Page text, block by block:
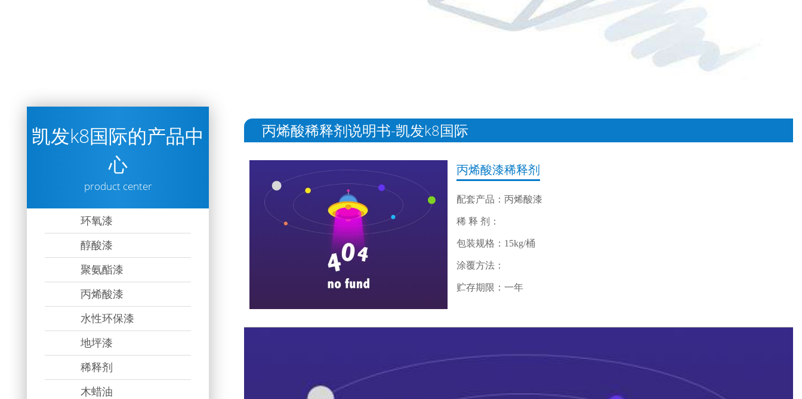
丙烯酸稀释剂说明书-凯发k8国际
丙烯酸漆稀释剂
配套产品：丙烯酸漆
稀 释 剂：
包装规格：15kg/桶
涂覆方法：
贮存期限：一年
凯发k8国际的产品中
心
product center
环氧漆
醇酸漆
聚氨酯漆
丙烯酸漆
水性环保漆
地坪漆
稀释剂
木蜡油